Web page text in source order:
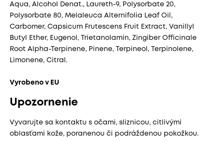
Aqua, Alcohol Denat., Laureth-9, Polysorbate 20,
Polysorbate 80, Melaleuca Alternifolia Leaf Oil,
Carbomer, Capsicum Frutescens Fruit Extract, Vanillyl
Butyl Ether, Eugenol, Trietanolamín, Zingiber Officinale
Root Alpha-Terpinene, Pinene, Terpineol, Terpinolene,
Limonene, Citral.
Vyrobeno v EU
Upozornenie
Vyvarujte sa kontaktu s očami, sliznicou, citlivými
oblasťami kože, poranenou či podráždenou pokožkou.